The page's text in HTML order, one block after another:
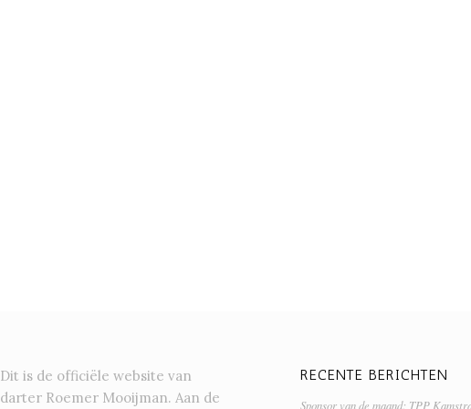
Dit is de officiële website van
darter Roemer Mooijman. Aan de
RECENTE BERICHTEN
Sponsor van de maand: TPP